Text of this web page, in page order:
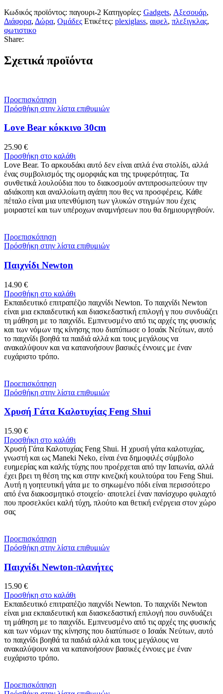
Κωδικός προϊόντος: παγουρι-2 Κατηγορίες: Gadgets, Αξεσουάρ,
Διάφορα, Δώρα, Ομάδες Ετικέτες: plexiglass, αιφελ, πλεξιγκλας,
φωτιστικο
Share:
Σχετικά προϊόντα
Προεπισκόπηση
Πρόσθήκη στην λίστα επιθυμιών
Love Bear κόκκινο 30cm
25.90 €
Προσθήκη στο καλάθι
Love Bear. Το αρκουδάκι αυτό δεν είναι απλά ένα στολίδι, αλλά
ένας συμβολισμός της ομορφιάς και της τρυφερότητας. Τα
συνθετικά λουλούδια που το διακοσμούν αντιπροσωπεύουν την
αδιάκοπη και αναλλοίωτη αγάπη που θες να προσφέρεις. Κάθε
πέταλο είναι μια υπενθύμιση των γλυκών στιγμών που έχεις
μοιραστεί και των υπέροχων αναμνήσεων που θα δημιουργηθούν.
Προεπισκόπηση
Πρόσθήκη στην λίστα επιθυμιών
Παιχνίδι Newton
14.90 €
Προσθήκη στο καλάθι
Εκπαιδευτικό επιτραπέζιο παιχνίδι Newton. Το παιχνίδι Newton
είναι μια εκπαιδευτική και διασκεδαστική επιλογή γ που συνδυάζει
τη μάθηση με το παιχνίδι. Εμπνευσμένο από τις αρχές της φυσικής
και των νόμων της κίνησης που διατύπωσε ο Ισαάκ Νεύτων, αυτό
το παιχνίδι βοηθά τα παιδιά αλλά και τους μεγάλους να
ανακαλύψουν και να κατανοήσουν βασικές έννοιες με έναν
ευχάριστο τρόπο.
Προεπισκόπηση
Πρόσθήκη στην λίστα επιθυμιών
Χρυσή Γάτα Καλοτυχίας Feng Shui
15.90 €
Προσθήκη στο καλάθι
Χρυσή Γάτα Καλοτυχίας Feng Shui. Η χρυσή γάτα καλοτυχίας,
γνωστή και ως Maneki Neko, είναι ένα δημοφιλές σύμβολο
ευημερίας και καλής τύχης που προέρχεται από την Ιαπωνία, αλλά
έχει βρει τη θέση της και στην κινεζική κουλτούρα του Feng Shui.
Αυτή η γοητευτική γάτα με το σηκωμένο πόδι είναι περισσότερο
από ένα διακοσμητικό στοιχείο· αποτελεί έναν πανίσχυρο φυλαχτό
που προσελκύει καλή τύχη, πλούτο και θετική ενέργεια στον χώρο
σας
Προεπισκόπηση
Πρόσθήκη στην λίστα επιθυμιών
Παιχνίδι Newton-πλανήτες
15.90 €
Προσθήκη στο καλάθι
Εκπαιδευτικό επιτραπέζιο παιχνίδι Newton. Το παιχνίδι Newton
είναι μια εκπαιδευτική και διασκεδαστική επιλογή που συνδυάζει
τη μάθηση με το παιχνίδι. Εμπνευσμένο από τις αρχές της φυσικής
και των νόμων της κίνησης που διατύπωσε ο Ισαάκ Νεύτων, αυτό
το παιχνίδι βοηθά τα παιδιά αλλά και τους μεγάλους να
ανακαλύψουν και να κατανοήσουν βασικές έννοιες με έναν
ευχάριστο τρόπο.
Προεπισκόπηση